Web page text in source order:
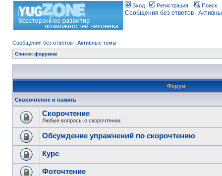
Вход Регистрация Поиск
Сообщения без ответов
Сообщения без ответов | Активные темы
Список форумов
Форум
Скорочтение и память
Скорочтение
Любые вопросы о скорочтении
Обсуждение упражнений по скорочтению
Курс
Фоточтение